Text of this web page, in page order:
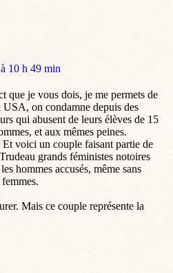
10 h 49 min
que je vous dois, je me permets de
on condamne depuis des
qui abusent de leurs élèves de 15
et aux mêmes peines.
Et voici un couple faisant partie de
grands féministes notoires
hommes accusés, même sans
Mais ce couple représente la